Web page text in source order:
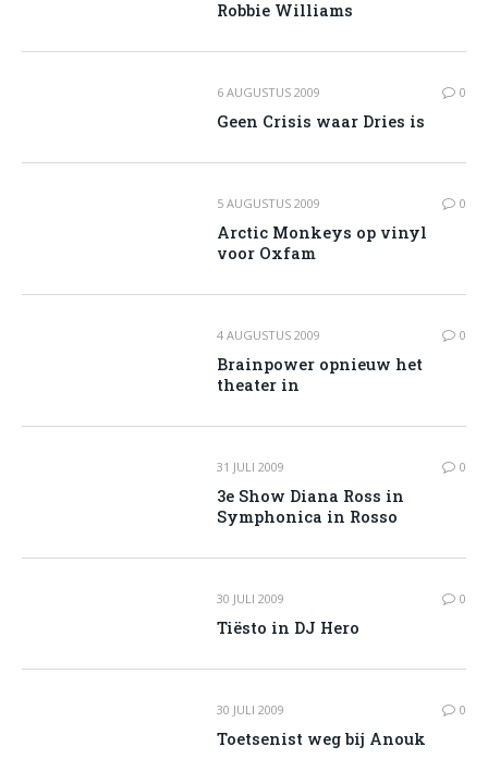
Robbie Williams
6 AUGUSTUS 2009 0
Geen Crisis waar Dries is
5 AUGUSTUS 2009 0
Arctic Monkeys op vinyl
voor Oxfam
4 AUGUSTUS 2009 0
Brainpower opnieuw het
theater in
31 JULI 2009 0
3e Show Diana Ross in
Symphonica in Rosso
30 JULI 2009 0
Tiësto in DJ Hero
30 JULI 2009 0
Toetsenist weg bij Anouk